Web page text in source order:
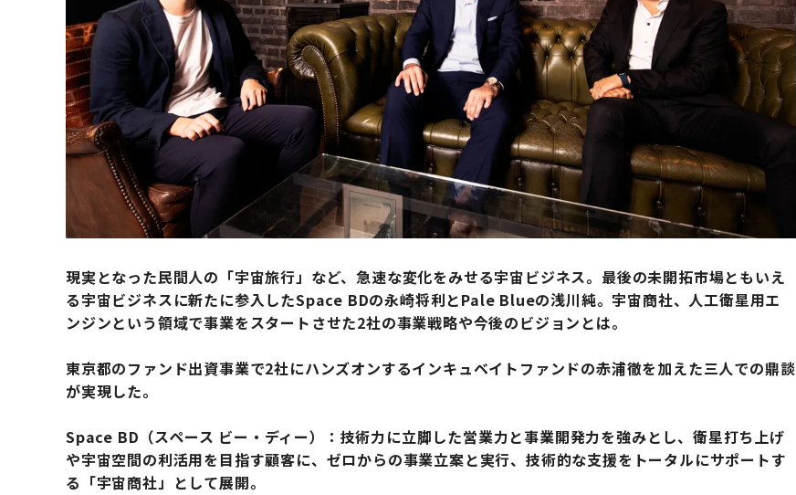
現実となった民間人の「宇宙旅行」など、急速な変化をみせる宇宙ビジネス。最後の未開拓市場ともいえ
る宇宙ビジネスに新たに参入したSpace BDの永崎将利とPale Blueの浅川純。宇宙商社、人工衛星用エ
ンジンという領域で事業をスタートさせた2社の事業戦略や今後のビジョンとは。
東京都のファンド出資事業で2社にハンズオンするインキュベイトファンドの赤浦徹を加えた三人での鼎談
が実現した。
Space BD（スペース ビー・ディー）：技術力に立脚した営業力と事業開発力を強みとし、衛星打ち上げ
や宇宙空間の利活用を目指す顧客に、ゼロからの事業立案と実行、技術的な支援をトータルにサポートす
る「宇宙商社」として展開。